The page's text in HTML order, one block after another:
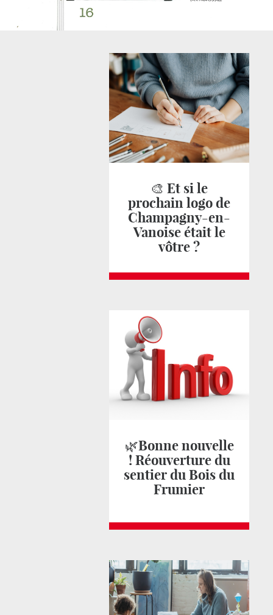
🎨 Et si le
prochain logo de
Champagny-en-
Vanoise était le
vôtre ?
🌿Bonne nouvelle
! Réouverture du
sentier du Bois du
Frumier